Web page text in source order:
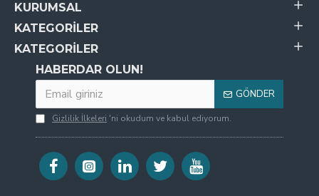
KURUMSAL
KATEGORILER
KATEGORILER
HABERDAR OLUN!
GÖNDER
Gizlilik İlkeleri 'ni okudum ve kabul ediyorum.